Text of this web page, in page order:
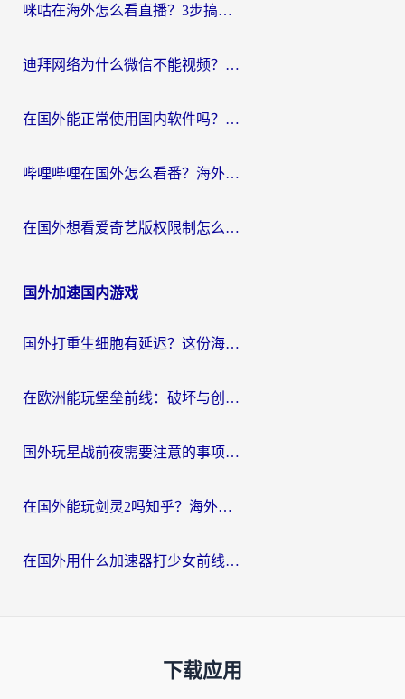
咪咕在海外怎么看直播？3步搞定地域限制，还能畅看腾讯视频与国内热剧
迪拜网络为什么微信不能视频？海外党必看的回国加速全攻略
在国外能正常使用国内软件吗？海外党亲测有效的无缝访问指南
哔哩哔哩在国外怎么看番？海外党追剧看片的终极解决方案
在国外想看爱奇艺版权限制怎么办？海外华人必看的追剧自由指南
国外加速国内游戏
国外打重生细胞有延迟？这份海外畅玩国服游戏加速器终极指南请收好
在欧洲能玩堡垒前线：破坏与创造吗？海外党国服游戏不卡顿的秘密
国外玩星战前夜需要注意的事项：一份来自老玩家的网络生存指南
在国外能玩剑灵2吗知乎？海外党亲测有效的国服游戏加速指南
在国外用什么加速器打少女前线：云图计划不卡？一个老玩家的掏心分享
下载应用